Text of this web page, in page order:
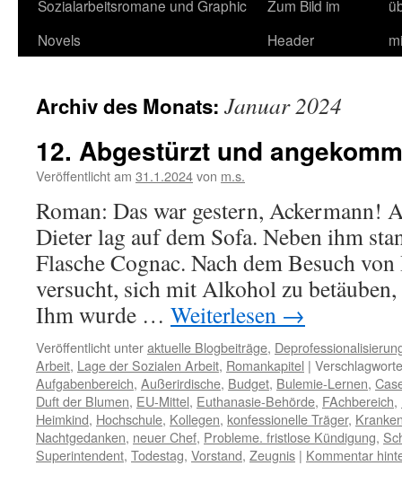
Sozialarbeitsromane und Graphic
Novels
Zum Bild im
Header
Archiv des Monats: Januar 2024
12. Abgestürzt und
Veröffentlicht am 31.1.2024von m.s.
Roman: Das war gestern, Ackermann!
Dieter lag auf dem Sofa. Neben ihm
Flasche Cognac. Nach dem Besuch von
versucht, sich mit Alkohol zu
Ihm wurde … Weiterlesen →
Veröffentlicht unteraktuelle Blogbeiträge,
Arbeit, Lage der Sozialen Arbeit, Romankapitel |
Aufgabenbereich, Außerirdische, Budget, Bulemie-Lernen,
Duft der Blumen, EU-Mittel, Euthanasie-Behörde, FAchbereich,
Heimkind, Hochschule, Kollegen, konfessionelle Träger,
Nachtgedanken, neuer Chef, Probleme. fristlose Kündigung,
Superintendent, Todestag, Vorstand, Zeugnis | Kommentar